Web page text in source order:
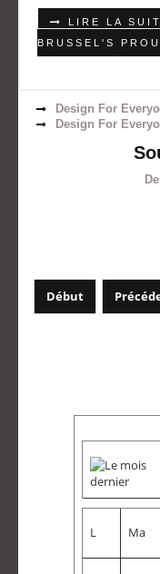
LIRE LA
BRUSSEL'S
Design For
Design For
Début
L Ma